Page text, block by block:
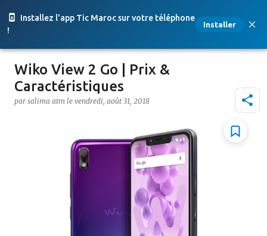
Installez l'app Tic Maroc sur votre téléphone
!
Installer
Accéder au contenu principal
Wiko View 2 Go | Prix &
Caractéristiques
par salima atm le vendredi, août 31, 2018